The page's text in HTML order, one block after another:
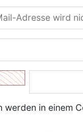
in einem